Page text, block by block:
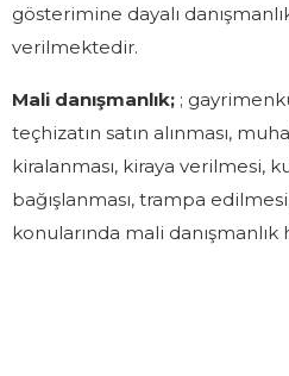
gösterimine dayalı
verilmektedir.
Mali danışmanlık; ;
teçhizatın satın alınması,
kiralanması, kiraya verilmesi,
bağışlanması, trampa
konularında mali